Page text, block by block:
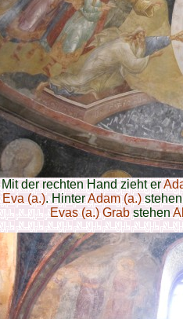
Mit der rechten Hand zieht er
Eva (a.). HinterAdam (a.)
Evas (a.) Grabstehen